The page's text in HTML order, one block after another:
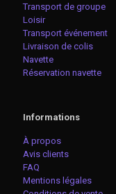
Transport de groupe
Loisir
Transport événement
Livraison de colis
Navette
Réservation navette
Informations
À propos
Avis clients
FAQ
Mentions légales